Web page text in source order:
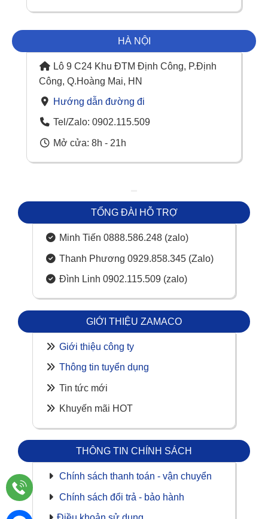
HÀ NỘI
Lô 9 C24 Khu ĐTM Định Công, P.Định
Công, Q.Hoàng Mai, HN
Hướng dẫn đường đi
Tel/Zalo: 0902.115.509
Mở cửa: 8h - 21h
GIỚI THIỆU ZAMACO
Giới thiệu công ty
Thông tin tuyển dụng
Tin tức mới
Khuyến mãi HOT
TỔNG ĐÀI HỖ TRỢ
Minh Tiến 0888.586.248 (zalo)
Thanh Phương 0929.858.345 (Zalo)
Đình Linh 0902.115.509 (zalo)
THÔNG TIN CHÍNH SÁCH
Chính sách thanh toán - vận chuyển
Chính sách đổi trả - bảo hành